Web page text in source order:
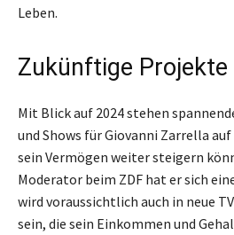
Leben.
Zukünftige Projekte
Mit Blick auf 2024 stehen
und Shows für Giovanni Zarrella
sein Vermögen weiter steigern
Moderator beim ZDF hat er sich
wird voraussichtlich auch in neue
sein, die sein Einkommen und